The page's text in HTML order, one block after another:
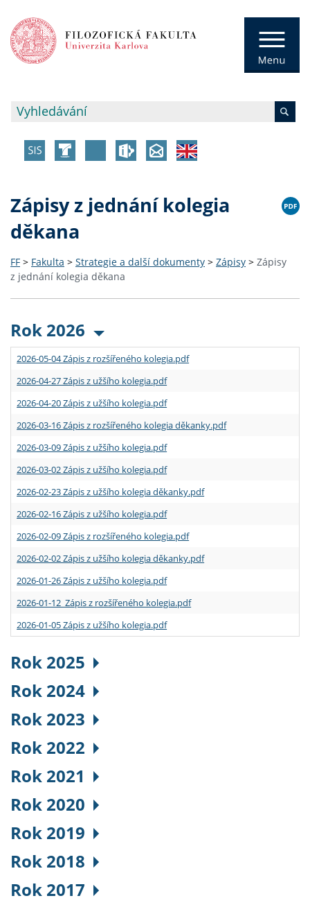
Zápisy z jednání kolegia
děkana
FF > Fakulta > Strategie a další dokumenty > Zápisy > Zápisy
z jednání kolegia děkana
Rok 2026
2026-05-04 Zápis z rozšířeného kolegia.pdf
2026-04-27 Zápis z užšího kolegia.pdf
2026-04-20 Zápis z užšího kolegia.pdf
2026-03-16 Zápis z rozšířeného kolegia děkanky.pdf
2026-03-09 Zápis z užšího kolegia.pdf
2026-03-02 Zápis z užšího kolegia.pdf
2026-02-23 Zápis z užšího kolegia děkanky.pdf
2026-02-16 Zápis z užšího kolegia.pdf
2026-02-09 Zápis z rozšířeného kolegia.pdf
2026-02-02 Zápis z užšího kolegia děkanky.pdf
2026-01-26 Zápis z užšího kolegia.pdf
2026-01-12 Zápis z rozšířeného kolegia.pdf
2026-01-05 Zápis z užšího kolegia.pdf
Rok 2025
Rok 2024
Rok 2023
Rok 2022
Rok 2021
Rok 2020
Rok 2019
Rok 2018
Rok 2017